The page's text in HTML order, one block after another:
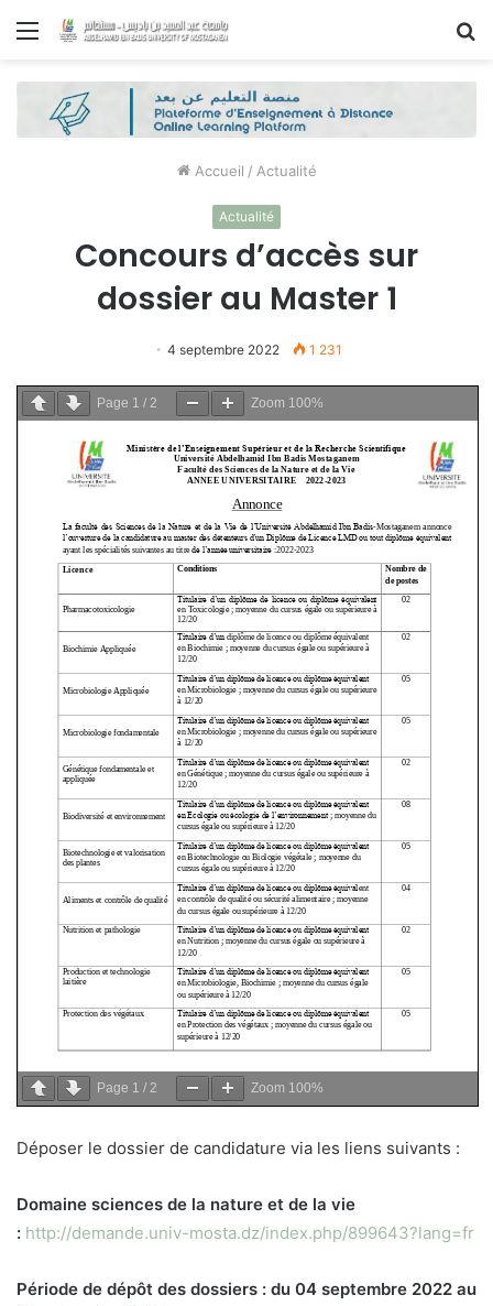
Menu
Accueil / Actualité
Actualité
Concours d’accès sur
dossier au Master 1
4 septembre 2022 1 231
Page 1 / 2 Zoom 100%
Page 1 / 2 Zoom 100%
Déposer le dossier de candidature via les liens suivants :
Domaine sciences de la nature et de la vie
: http://demande.univ-mosta.dz/index.php/899643?lang=fr
Période de dépôt des dossiers : du 04 septembre 2022 au